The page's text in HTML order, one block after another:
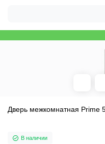
Дверь межкомнатная Prime
В наличии